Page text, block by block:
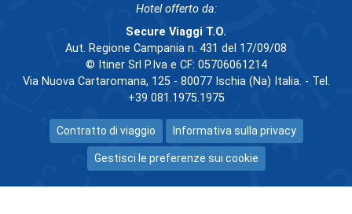
Hotel offerto da:
Secure Viaggi T.O.
Aut. Regione Campania n. 431 del 17/09/08
© Itiner Srl P.Iva e CF: 05706061214
Via Nuova Cartaromana, 125 - 80077 Ischia (Na) Italia. - Tel.
+39 081.1975.1975
Contratto di viaggio Informativa sulla privacy
Gestisci le preferenze sui cookie